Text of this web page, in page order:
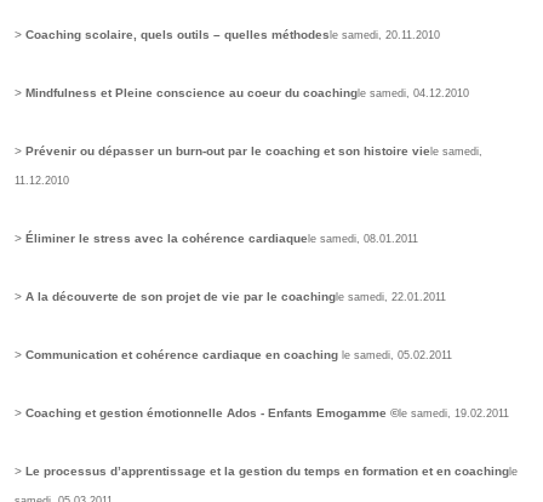
> Coaching scolaire, quels outils – quelles méthodes le samedi, 20.11.2010
> Mindfulness et Pleine conscience au coeur du coaching le samedi, 04.12.2010
> Prévenir ou dépasser un burn-out par le coaching et son histoire vie le samedi,
11.12.2010
> Éliminer le stress avec la cohérence cardiaque le samedi, 08.01.2011
> A la découverte de son projet de vie par le coaching le samedi, 22.01.2011
> Communication et cohérence cardiaque en coaching le samedi, 05.02.2011
> Coaching et gestion émotionnelle Ados - Enfants Emogamme © le samedi, 19.02.2011
> Le processus d’apprentissage et la gestion du temps en formation et en coaching le